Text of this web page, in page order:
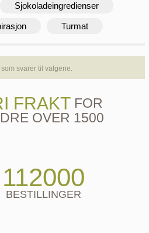
Sjokoladeingredienser
Turmat
svarer til valgene.
FRAKTFOR
OVER 1500
112000
BESTILLINGER